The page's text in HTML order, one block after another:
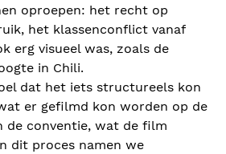
oproepen: het recht op
het klassenconflict vanaf
erg visueel was, zoals de
in Chili.
dat het iets structureels kon
er gefilmd kon worden op de
de conventie, wat de film
dit proces namen we